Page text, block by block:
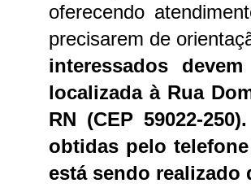
oferecendo
precisarem de
interessados
localizada à Rua
RN (CEP 59022-
obtidas pelo telefone
está sendo realizado